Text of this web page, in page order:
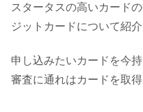
スタータスの高いカード
ジットカードについて紹介
申し込みたいカードを今
審査に通れはカードを取得